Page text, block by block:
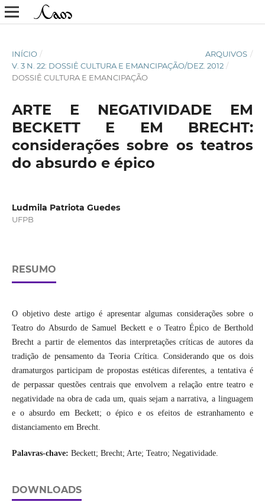
INÍCIO / ARQUIVOS /
V. 3 N. 22: DOSSIÊ CULTURA E EMANCIPAÇÃO/DEZ. 2012 /
DOSSIÊ CULTURA E EMANCIPAÇÃO
ARTE E NEGATIVIDADE EM
BECKETT E EM BRECHT:
considerações sobre os teatros
do absurdo e épico
Ludmila Patriota Guedes
UFPB
RESUMO
O objetivo deste artigo é apresentar algumas considerações sobre o
Teatro do Absurdo de Samuel Beckett e o Teatro Épico de Berthold
Brecht a partir de elementos das interpretações críticas de autores da
tradição de pensamento da Teoria Crítica. Considerando que os dois
dramaturgos participam de propostas estéticas diferentes, a tentativa é
de perpassar questões centrais que envolvem a relação entre teatro e
negatividade na obra de cada um, quais sejam a narrativa, a linguagem
e o absurdo em Beckett; o épico e os efeitos de estranhamento e
distanciamento em Brecht.
Palavras-chave: Beckett; Brecht; Arte; Teatro; Negatividade.
DOWNLOADS